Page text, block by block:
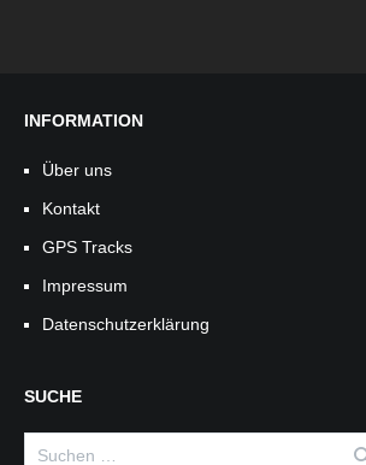
INFORMATION
Über uns
Kontakt
GPS Tracks
Impressum
Datenschutzerklärung
SUCHE